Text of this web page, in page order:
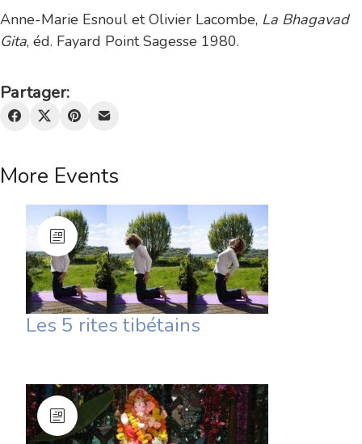
Anne-Marie Esnoul et Olivier Lacombe, La Bhagavad
Gita, éd. Fayard Point Sagesse 1980.
Partager:
More Events
Les 5 rites tibétains